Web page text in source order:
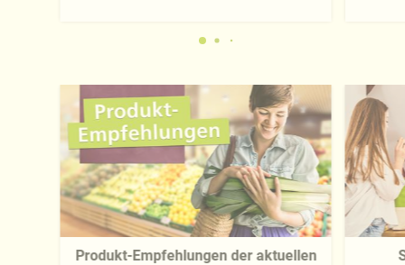
Produkt-Empfehlungen der aktuellen